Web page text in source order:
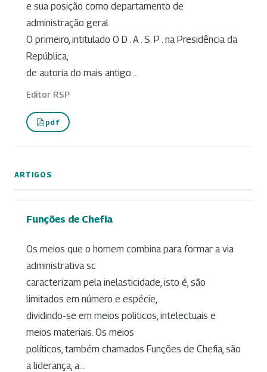
e sua posição como departamento de
administração geral
O primeiro, intitulado O D . A . S. P . na Presidência da
República,
de autoria do mais antigo...
Editor RSP
pdf
ARTIGOS
Funções de Chefia
Os meios que o homem combina para formar a via
administrativa sc
caracterizam pela inelasticidade, isto é, são
limitados em número e espécie,
dividindo-se em meios politicos, intelectuais e
meios materiais. Os meios
políticos, também chamados Funções de Chefia, são
a liderança, a...